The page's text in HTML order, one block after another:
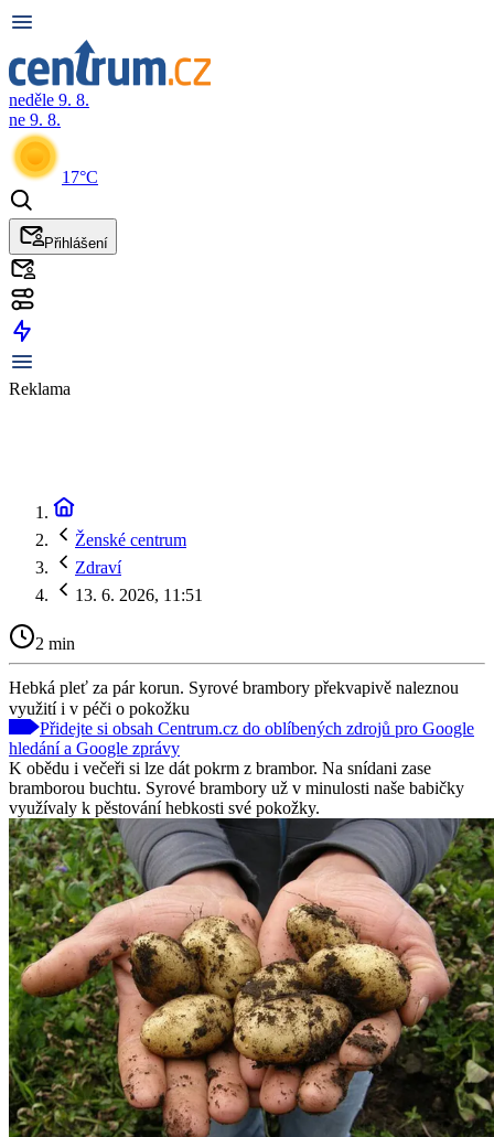
neděle 9. 8.
ne 9. 8.
17°C
Přihlášení
Reklama
Ženské centrum
Zdraví
13. 6. 2026, 11:51
2 min
Hebká pleť za pár korun. Syrové brambory překvapivě naleznou
využití i v péči o pokožku
Přidejte si obsah Centrum.cz do oblíbených zdrojů pro Google
hledání a Google zprávy
K obědu i večeři si lze dát pokrm z brambor. Na snídani zase
bramborou buchtu. Syrové brambory už v minulosti naše babičky
využívaly k pěstování hebkosti své pokožky.